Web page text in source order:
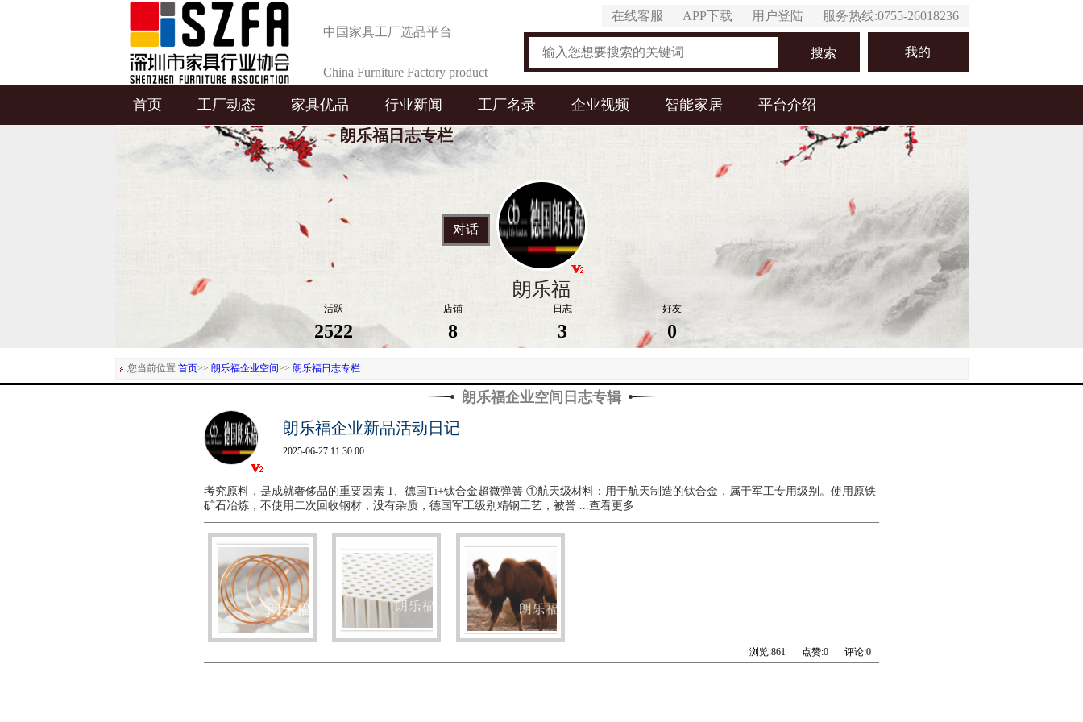
中国家具工厂选品平台
China Furniture Factory product
Selection Platform
服务热线:0755-26018236
用户登陆
APP下载
在线客服
搜索 我的
首页 工厂动态 家具优品 行业新闻 工厂名录 企业视频 智能家居 平台介绍
朗乐福日志专栏
对话
朗乐福
活跃
2522
店铺
8
日志
3
好友
0
您当前位置 首页>> 朗乐福企业空间>> 朗乐福日志专栏
朗乐福企业空间日志专辑
朗乐福企业新品活动日记
2025-06-27 11:30:00
考究原料，是成就奢侈品的重要因素 1、德国Ti+钛合金超微弹簧 ①航天级材料：用于航天制造的钛合金，属于军工专用级别。使用原铁
矿石冶炼，不使用二次回收钢材，没有杂质，德国军工级别精钢工艺，被誉 ...查看更多
浏览:861 点赞:0 评论:0